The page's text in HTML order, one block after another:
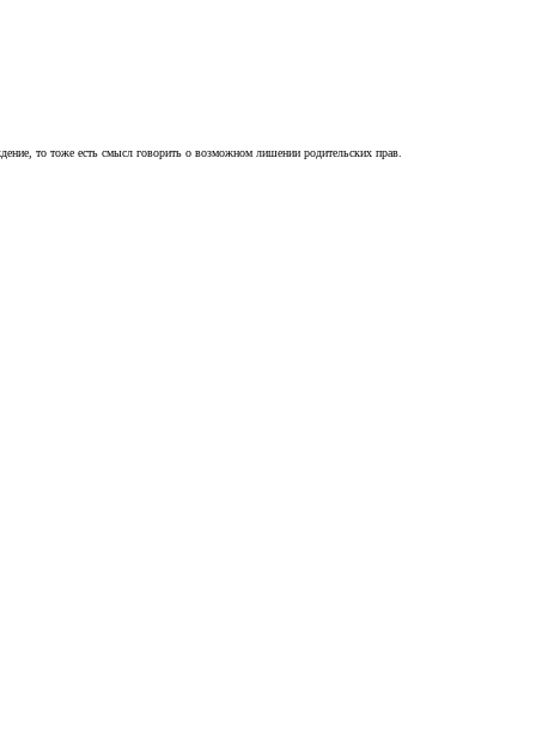
то тоже есть смысл говорить о возможном лишении родительских прав.